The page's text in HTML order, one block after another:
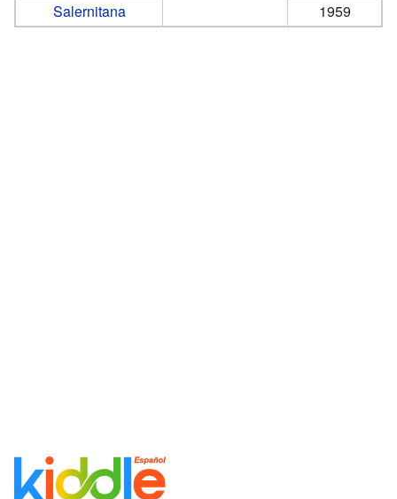
Salernitana
1959